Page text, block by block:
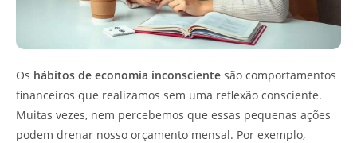
Os hábitos de economia inconsciente são comportamentos
financeiros que realizamos sem uma reflexão consciente.
Muitas vezes, nem percebemos que essas pequenas ações
podem drenar nosso orçamento mensal. Por exemplo,